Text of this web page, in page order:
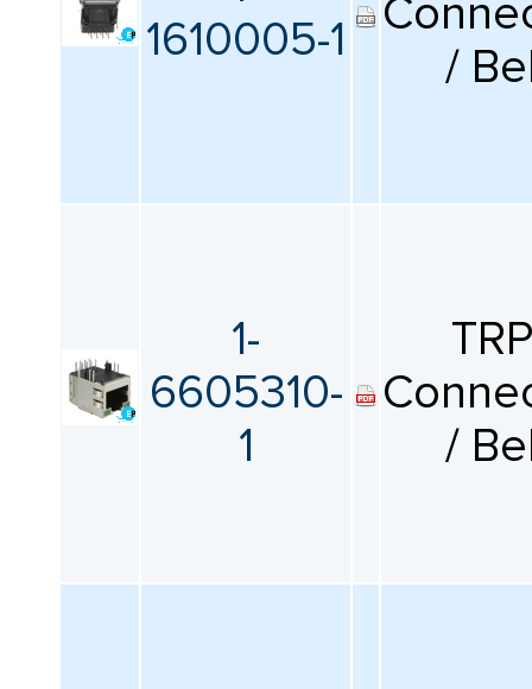
ПРОИЗВОДИТЕЛЕЙ
1610005-1
/
1-
6605310-
1
TRP
/